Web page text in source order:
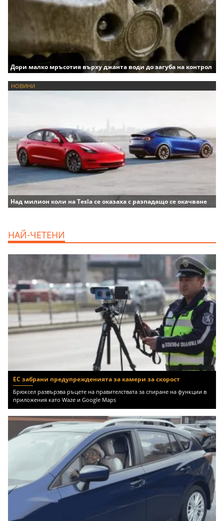
Дори малко мръсотия върху джанта води до загуба на контрол
НОВИНИ
Над милион коли на Tesla се оказаха с разпадащо се окачване
НАЙ-ЧЕТЕНИ
ЕС забрани предупрежденията за камери за скорост
Брюксел развързва ръцете на правителствата за спиране на функции в
приложения като Waze и Google Maps